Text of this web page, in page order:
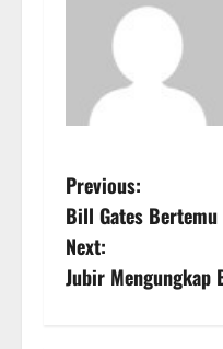
P
o
s
Previous:
Bill Gates Bertemu
Next:
Jubir Mengungkap